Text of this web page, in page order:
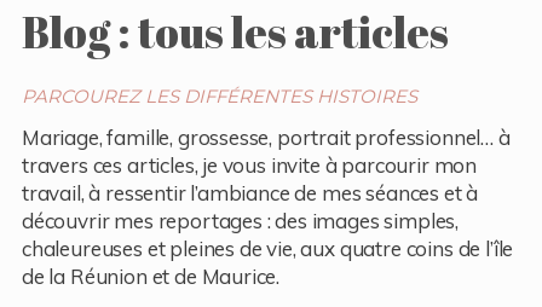
Blog : tous les articles
PARCOUREZ LES DIFFÉRENTES HISTOIRES
Mariage, famille, grossesse, portrait professionnel… à
travers ces articles, je vous invite à parcourir mon
travail, à ressentir l’ambiance de mes séances et à
découvrir mes reportages : des images simples,
chaleureuses et pleines de vie, aux quatre coins de l’île
de la Réunion et de Maurice.